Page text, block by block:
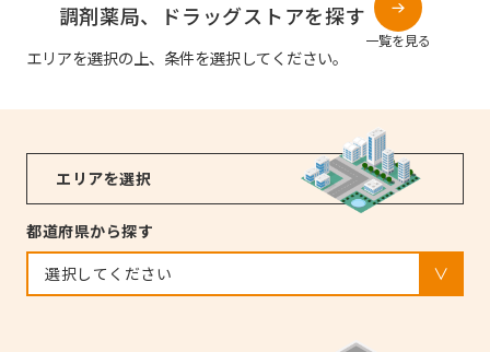
調剤薬局、 ドラッグストアを探す
一覧を見る
エリアを選択の上、条件を選択してください。
エリアを選択
都道府県から探す